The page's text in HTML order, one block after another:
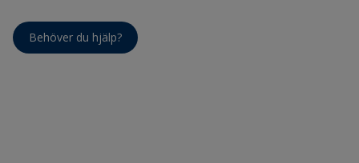
Behöver du hjälp?